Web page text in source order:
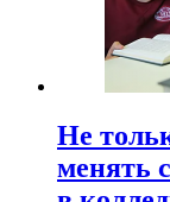
Не
менять